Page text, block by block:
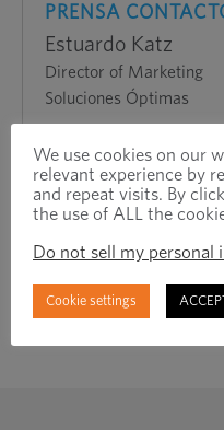
ventana
PRENSA
Estuardo Katz
Director of Marketing
Soluciones Óptimas
mi
We use cookies on our
relevant experience by
and repeat visits. By
the use of ALL the
Do not sell my personal
Cookie settings